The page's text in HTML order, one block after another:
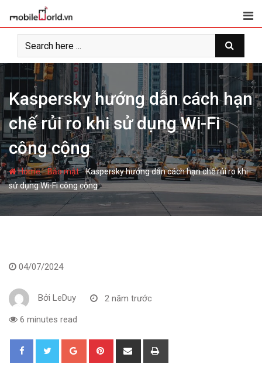
t
o
n
t
e
n
t
Kaspersky hướng dẫn cách hạn
chế rủi ro khi sử dụng Wi-Fi
công cộng
Home-Bảo mật-Kaspersky hướng dẫn cách hạn chế rủi ro khi
sử dụng Wi-Fi công cộng
04/07/2024
Bởi LeDuy 2 năm trước
6 minutes read
o
i
h
r